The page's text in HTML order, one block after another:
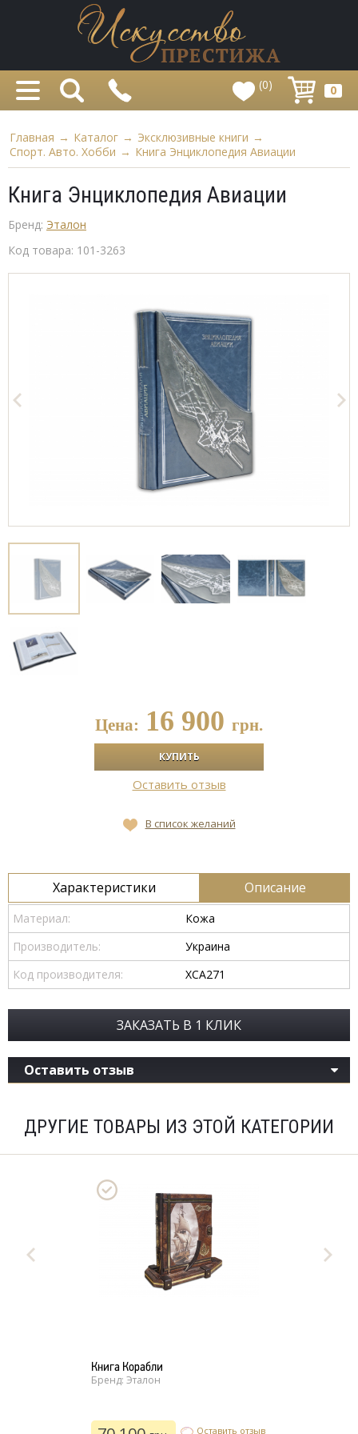
(0) 0
Главная → Каталог → Эксклюзивные книги →
Спорт. Авто. Хобби → Книга Энциклопедия Авиации
Книга Энциклопедия Авиации
Бренд: Эталон
Код товара: 101-3263
Цена: 16 900 грн.
Оставить отзыв
В список желаний
Характеристики Описание
Материал:
Кожа
Производитель:
Украина
Код производителя:
ХСА271
ЗАКАЗАТЬ В 1 КЛИК
Оставить отзыв
ДРУГИЕ ТОВАРЫ ИЗ ЭТОЙ КАТЕГОРИИ
Книга Корабли
Бренд: Эталон
Оставить отзыв